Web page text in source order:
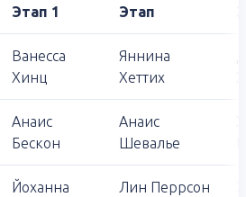
Этап 1 Этап
Ванесса
Хинц
Яннина
Хеттих
Анаис
Бескон
Анаис
Шевалье
Йоханна
Лин Перрсон